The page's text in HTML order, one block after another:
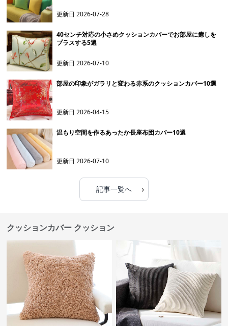
更新日2026-07-28
40センチ対応の小さめクッションカバーでお部屋に癒しを
プラスする5選
更新日2026-07-10
部屋の印象がガラリと変わる赤系のクッションカバー10選
更新日2026-04-15
温もり空間を作るあったか長座布団カバー10選
更新日2026-07-10
記事一覧へ ›
クッションカバー クッション